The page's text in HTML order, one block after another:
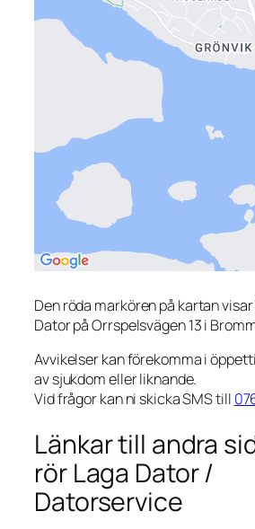
Den röda markören på kartan
Dator på Orrspelsvägen 13 i
Avvikelser kan förekomma i
av sjukdom eller liknande.
Vid frågor kan ni skicka SMS till
Länkar till andra
rör Laga Dator /
Datorservice